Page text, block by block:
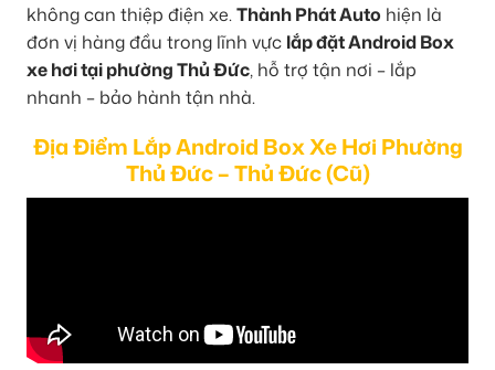
không can thiệp điện xe.Thành Phát Auto hiện là
đơn vị hàng đầu trong lĩnh vực lắp đặt Android Box
xe hơi tại phường Thủ Đức, hỗ trợ tận nơi – lắp
nhanh – bảo hành tận nhà.
Địa Điểm Lắp Android Box Xe Hơi Phường
Thủ Đức – Thủ Đức (Cũ)